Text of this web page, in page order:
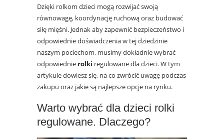
Dzięki rolkom dzieci mogą rozwijać swoją
równowagę, koordynację ruchową oraz budować
siłę mięśni. Jednak aby zapewnić bezpieczeństwo i
odpowiednie doświadczenia w tej dziedzinie
naszym pociechom, musimy dokładnie wybrać
odpowiednie rolki regulowane dla dzieci.W tym
artykule dowiesz się, na co zwrócić uwagę podczas
zakupu oraz jakie są najlepsze opcje na rynku.
Warto wybrać dla dzieci rolki
regulowane. Dlaczego?